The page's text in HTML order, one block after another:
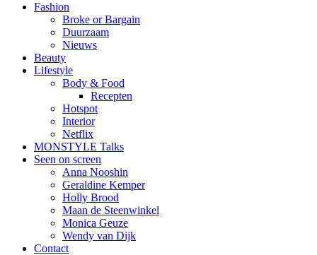
Fashion
Broke or Bargain
Duurzaam
Nieuws
Beauty
Lifestyle
Body & Food
Recepten
Hotspot
Interior
Netflix
MONSTYLE Talks
Seen on screen
Anna Nooshin
Geraldine Kemper
Holly Brood
Maan de Steenwinkel
Monica Geuze
Wendy van Dijk
Contact